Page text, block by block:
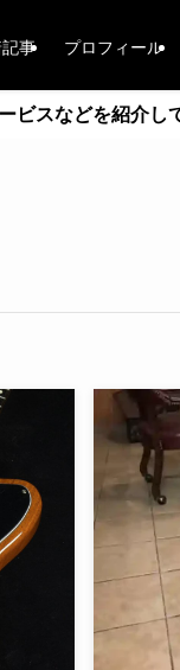
事 プロフィール
スなどを紹介し